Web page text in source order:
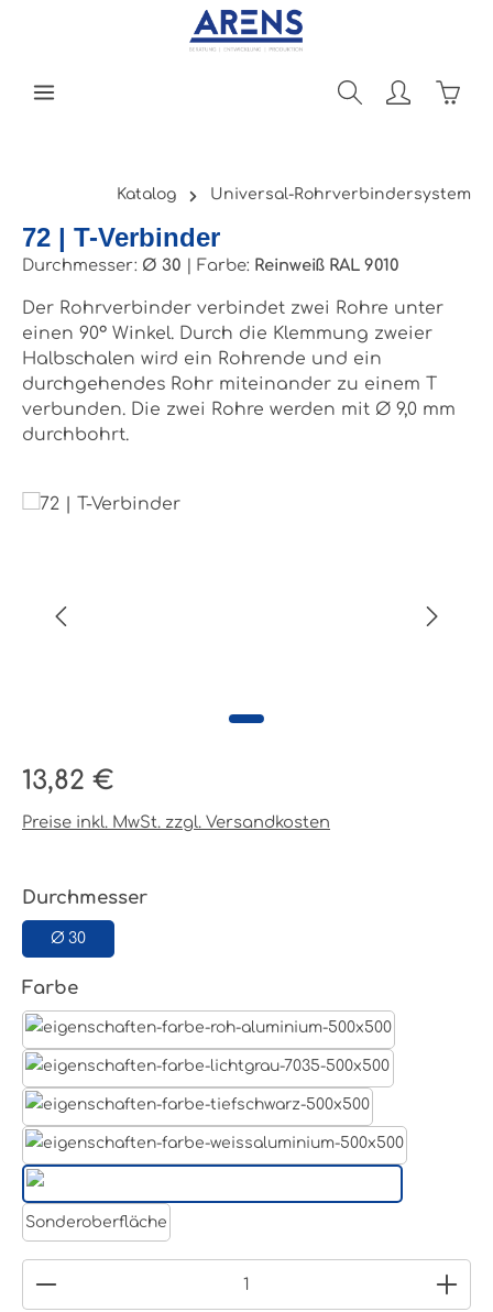
Zum Hauptinhalt springen
Katalog Universal-Rohrverbindersystem
72 | T-Verbinder
Durchmesser: Ø 30 Farbe: Reinweiß RAL 9010
Der Rohrverbinder verbindet zwei Rohre unter
einen 90° Winkel. Durch die Klemmung zweier
Halbschalen wird ein Rohrende und ein
durchgehendes Rohr miteinander zu einem T
verbunden. Die zwei Rohre werden mit Ø 9,0 mm
durchbohrt.
Bildergalerie überspringen
Regulärer Preis:
13,82 €
Preise inkl. MwSt. zzgl. Versandkosten
Durchmesserauswählen
Ø 30
Farbeauswählen
Weißaluminium- RAL 9006
Sonderoberfläche
Produkt Anzahl: Gib den gewünschten Wert